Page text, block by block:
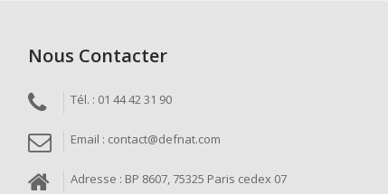
Nous Contacter
Tél. : 01 44 42 31 90
Email : contact@defnat.com
Adresse : BP 8607, 75325 Paris cedex 07